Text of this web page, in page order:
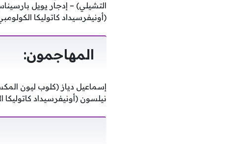
التشيلي) – إدجار يويل
(أونيفرسيداد كاتوليكا
المهاجمون:
إسماعيل دياز (كلوب ليون
نيلسون (أونيفرسيداد